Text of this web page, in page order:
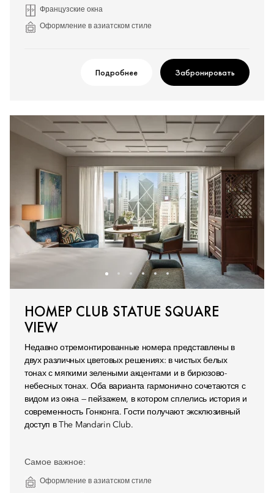
Французские окна
Оформление в азиатском стиле
Подробнее Забронировать
НОМЕР CLUB STATUE SQUARE
VIEW
Недавно отремонтированные номера представлены в
двух различных цветовых решениях: в чистых белых
тонах с мягкими зелеными акцентами и в бирюзово-
небесных тонах. Оба варианта гармонично сочетаются с
видом из окна — пейзажем, в котором сплелись история и
современность Гонконга. Гости получают эксклюзивный
доступ в The Mandarin Club.
Самое важное:
Оформление в азиатском стиле